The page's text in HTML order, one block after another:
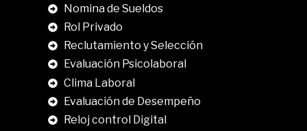
Nomina de Sueldos
Rol Privado
Reclutamiento y Selección
Evaluación Psicolaboral
Clima Laboral
Evaluación de Desempeño
Reloj control Digital